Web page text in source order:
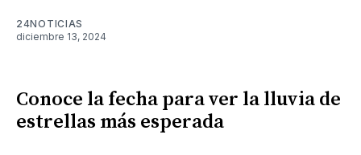
24NOTICIAS
diciembre 13, 2024
Conoce la fecha para ver la lluvia de
estrellas más esperada